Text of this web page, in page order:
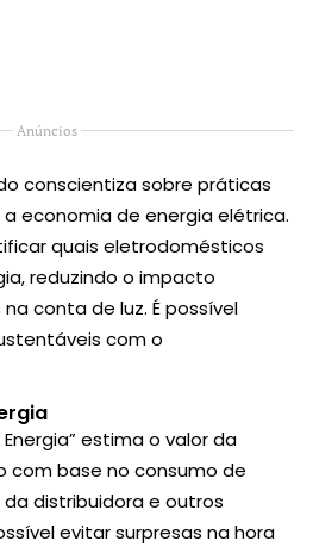
Anúncios
conscientiza sobre práticas
economia de energia elétrica.
quais eletrodomésticos
reduzindo o impacto
conta de luz. É possível
com o
estima o valor da
com base no consumo de
distribuidora e outros
evitar surpresas na hora